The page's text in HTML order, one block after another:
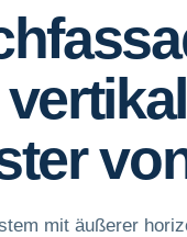
mit äußerer